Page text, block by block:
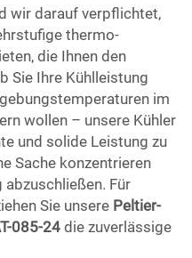
wir darauf verpflichtet,
thermo-
die Ihnen den
Sie Ihre Kühlleistung
im
wollen – unsere Kühler
und solide Leistung zu
Sache konzentrieren
Für
Sie unsere Peltier-
085-24 die zuverlässige